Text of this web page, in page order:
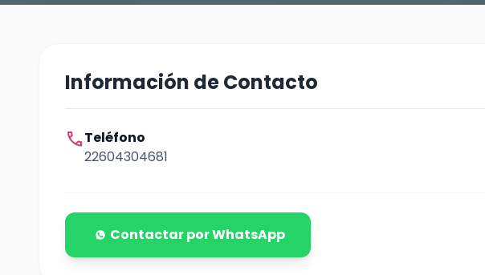
Información de Contacto
callTeléfono
22604304681
Contactar por WhatsApp